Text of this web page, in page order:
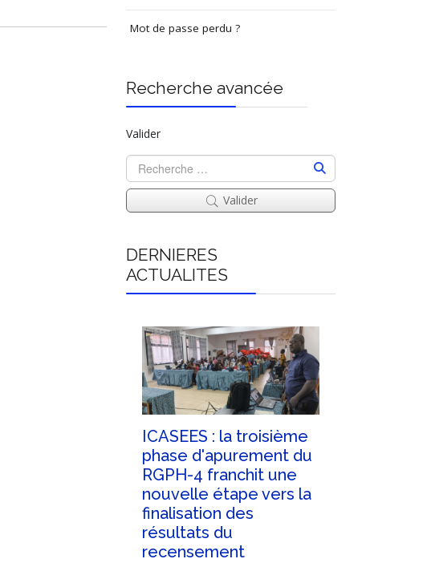
Mot de passe perdu ?
Recherche avancée
Valider
Valider
DERNIERES
ACTUALITES
ICASEES : la troisième
phase d'apurement du
RGPH-4 franchit une
nouvelle étape vers la
finalisation des
résultats du
recensement